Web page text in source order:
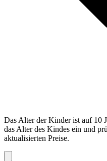
Das Alter der Kinder ist auf 10
das Alter des Kindes ein und
aktualisierten Preise.